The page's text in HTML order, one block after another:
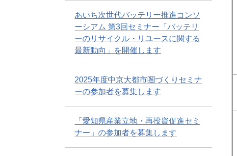
あいち次世代バッテリー推進コンソ
ーシアム 第3回セミナー「バッテリ
ーのリサイクル・リユースに関する
最新動向」を開催します
2025年度中京大都市圏づくりセミナ
ーの参加者を募集します
「愛知県産業立地・再投資促進セミ
ナー」の参加者を募集します